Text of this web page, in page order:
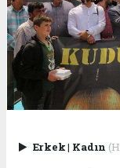
Erkek| Kadın